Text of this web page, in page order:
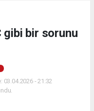
gibi bir sorunu
03.04.2026 - 21:32